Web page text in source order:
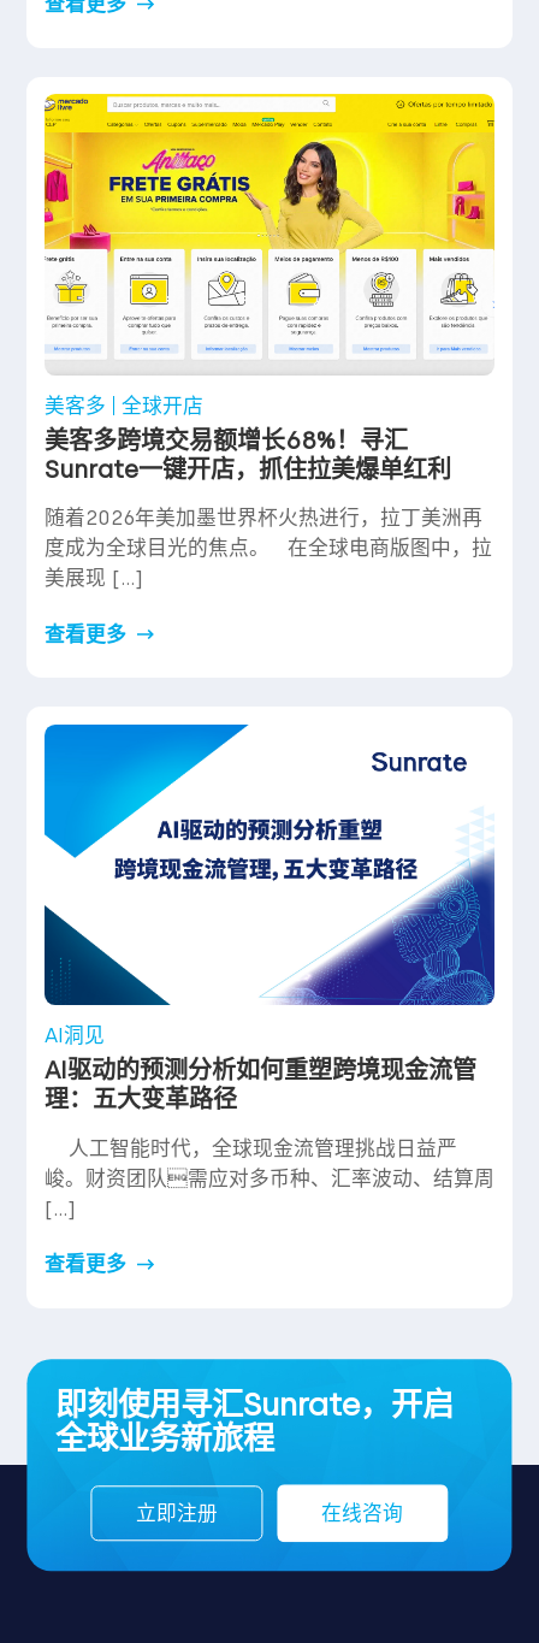
美客多 全球开店
美客多跨境交易额增长68%！寻汇
Sunrate一键开店，抓住拉美爆单红利
随着2026年美加墨世界杯火热进行，拉丁美洲再
度成为全球目光的焦点。 在全球电商版图中，拉
美展现 […]
查看更多
AI洞见
AI驱动的预测分析如何重塑跨境现金流管
理：五大变革路径
人工智能时代，全球现金流管理挑战日益严
峻。财资团队需应对多币种、汇率波动、结算周
[…]
查看更多
即刻使用寻汇Sunrate，开启
全球业务新旅程
立即注册 在线咨询